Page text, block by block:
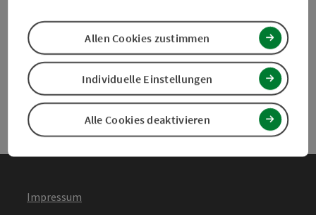
Andere Webseiten
Services
Impressum
Alle Cookies deaktivieren
Individuelle Einstellungen
Allen Cookies zustimmen